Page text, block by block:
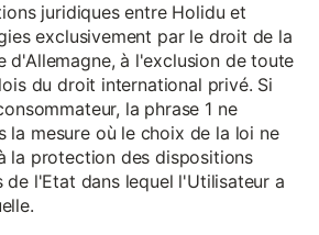
juridiques entre Holidu et
exclusivement par le droit de la
d'Allemagne, à l'exclusion de toute
du droit international privé. Si
la phrase 1 ne
la mesure où le choix de la loi ne
la protection des dispositions
de l'Etat dans lequel l'Utilisateur a